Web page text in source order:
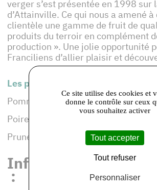
verger s’est présentée en 1998 sur
d’Attainville. Ce qui nous a amené
clientèle une gamme de fruit de
produits du terroir en complément
production ». Une jolie opportunité
Franciliens d’allier plaisir et
Les produits de cet adhérent :
Pommes, 25 variétés(Golden,
Poires 4 variétés (Comice,
Prunes 3 variété, Pétillants, Jus de
Informations et
:
Ce site utilise des cookies et
donne le contrôle sur ceux
vous souhaitez activer
Tout accepter
Tout refuser
Personnaliser